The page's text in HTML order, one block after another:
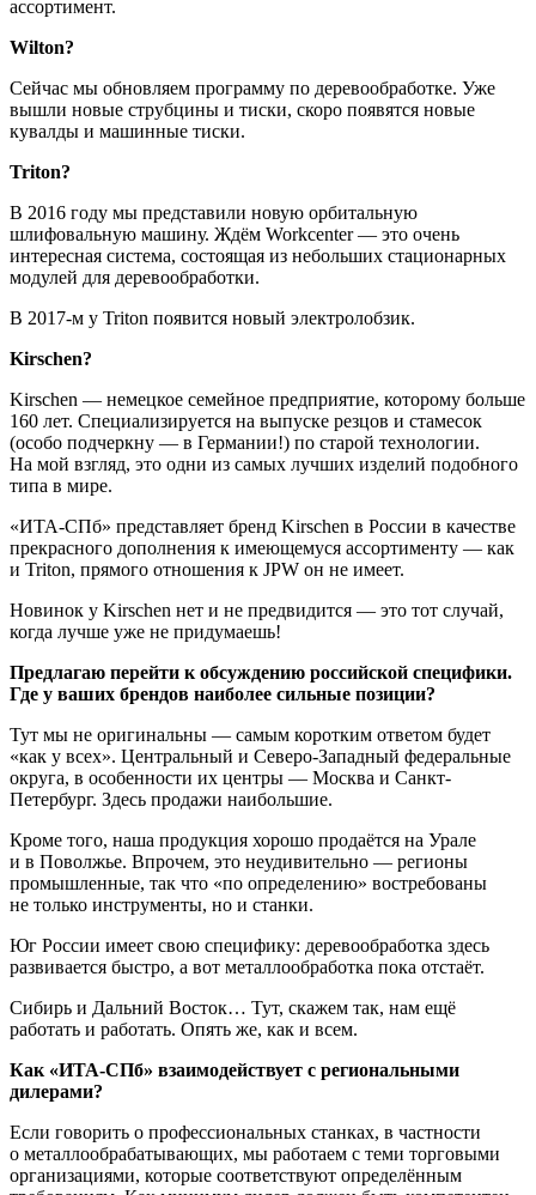
ассортимент.
Wilton?
Сейчас мы обновляем программу по деревообработке. Уже
вышли новые струбцины и тиски, скоро появятся новые
кувалды и машинные тиски.
Triton?
В 2016 году мы представили новую орбитальную
шлифовальную машину. Ждём Workcenter — это очень
интересная система, состоящая из небольших стационарных
модулей для деревообработки.
В 2017‑м у Triton появится новый электролобзик.
Kirschen?
Kirschen — немецкое семейное предприятие, которому больше
160 лет. Специализируется на выпуске резцов и стамесок
(особо подчеркну — в Германии!) по старой технологии.
На мой взгляд, это одни из самых лучших изделий подобного
типа в мире.
«ИТА-СПб» представляет бренд Kirschen в России в качестве
прекрасного дополнения к имеющемуся ассортименту — как
и Triton, прямого отношения к JPW он не имеет.
Новинок у Kirschen нет и не предвидится — это тот случай,
когда лучше уже не придумаешь!
Предлагаю перейти к обсуждению российской специфики.
Где у ваших брендов наиболее сильные позиции?
Тут мы не оригинальны — самым коротким ответом будет
«как у всех». Центральный и Северо-Западный федеральные
округа, в особенности их центры — Москва и Санкт-
Петербург. Здесь продажи наибольшие.
Кроме того, наша продукция хорошо продаётся на Урале
и в Поволжье. Впрочем, это неудивительно — регионы
промышленные, так что «по определению» востребованы
не только инструменты, но и станки.
Юг России имеет свою специфику: деревообработка здесь
развивается быстро, а вот металлообработка пока отстаёт.
Сибирь и Дальний Восток… Тут, скажем так, нам ещё
работать и работать. Опять же, как и всем.
Как «ИТА-СПб» взаимодействует с региональными
дилерами?
Если говорить о профессиональных станках, в частности
о металлообрабатывающих, мы работаем с теми торговыми
организациями, которые соответствуют определённым